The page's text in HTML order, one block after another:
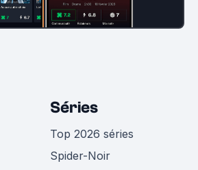
Séries
Top 2026 séries
Spider-Noir